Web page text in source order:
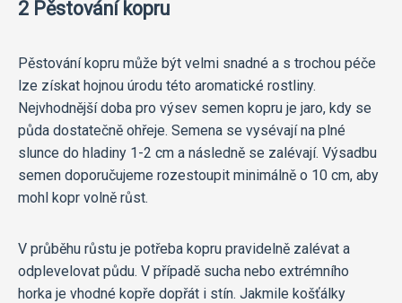
2 Pěstování kopru
Pěstování kopru může být velmi snadné a s trochou péče
lze získat hojnou úrodu této aromatické rostliny.
Nejvhodnější doba pro výsev semen kopru je jaro, kdy se
půda dostatečně ohřeje. Semena se vysévají na plné
slunce do hladiny 1-2 cm a následně se zalévají. Výsadbu
semen doporučujeme rozestoupit minimálně o 10 cm, aby
mohl kopr volně růst.
V průběhu růstu je potřeba kopru pravidelně zalévat a
odplevelovat půdu. V případě sucha nebo extrémního
horka je vhodné kopře dopřát i stín. Jakmile košťálky